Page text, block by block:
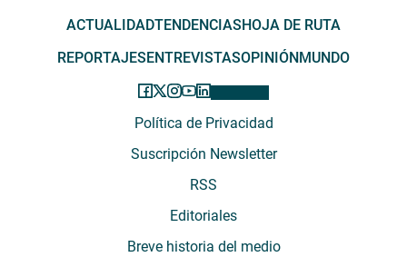
ACTUALIDADTENDENCIASHOJA DE RUTA
REPORTAJESENTREVISTASOPINIÓNMUNDO
Política de Privacidad
Suscripción Newsletter
RSS
Editoriales
Breve historia del medio